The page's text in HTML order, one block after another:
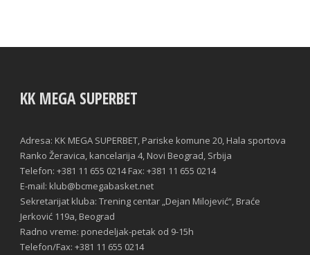
KK MEGA SUPERBET
Adresa: KK MEGA SUPERBET, Pariske komune 20, Hala sportova
Ranko Žeravica, kancelarija 4, Novi Beograd, Srbija
Telefon: +381 11 655 0214 Fax: +381 11 655 0214
E-mail: klub@bcmegabasket.net
Sekretarijat kluba: Trening centar „Dejan Milojević“, Braće
Jerković 119a, Beograd
Radno vreme: ponedeljak-petak od 9-15h
Telefon/Fax: +381 11 655 0214